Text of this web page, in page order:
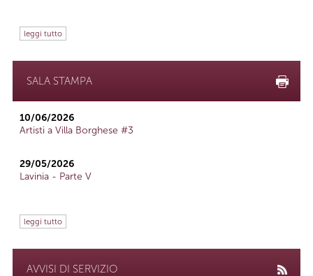
leggi tutto
SALA STAMPA
10/06/2026
Artisti a Villa Borghese #3
29/05/2026
Lavinia - Parte V
leggi tutto
AVVISI DI SERVIZIO